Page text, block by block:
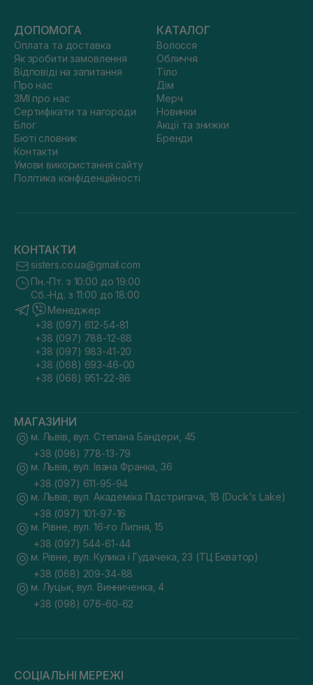
ДОПОМОГА
Оплата та доставка
Як зробити замовлення
Відповіді на запитання
Про нас
ЗМІ про нас
Сертифікати та нагороди
Блог
Бюті словник
Контакти
Умови використання сайту
Політика конфіденційності
КАТАЛОГ
Волосся
Обличчя
Тіло
Дім
Мерч
Новинки
Акції та знижки
Бренди
КОНТАКТИ
sisters.co.ua@gmail.com
Пн.-Пт. з 10:00 до 19:00
Сб.-Нд. з 11:00 до 18:00
Менеджер
+38 (097) 612-54-81
+38 (097) 788-12-88
+38 (097) 983-41-20
+38 (068) 693-46-00
+38 (068) 951-22-86
МАГАЗИНИ
м. Львів, вул. Степана Бандери, 45
+38 (098) 778-13-79
м. Львів, вул. Івана Франка, 36
+38 (097) 611-95-94
м. Львів, вул. Академіка Підстригача, 1В (Duck's Lake)
+38 (097) 101-97-16
м. Рівне, вул. 16-го Липня, 15
+38 (097) 544-61-44
м. Рівне, вул. Кулика і Гудачека, 23 (ТЦ Екватор)
+38 (068) 209-34-88
м. Луцьк, вул. Винниченка, 4
+38 (098) 076-60-62
СОЦІАЛЬНІ МЕРЕЖІ